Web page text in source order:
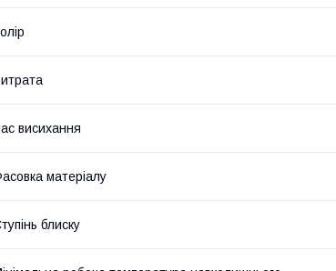
висихання
матеріалу
блиску